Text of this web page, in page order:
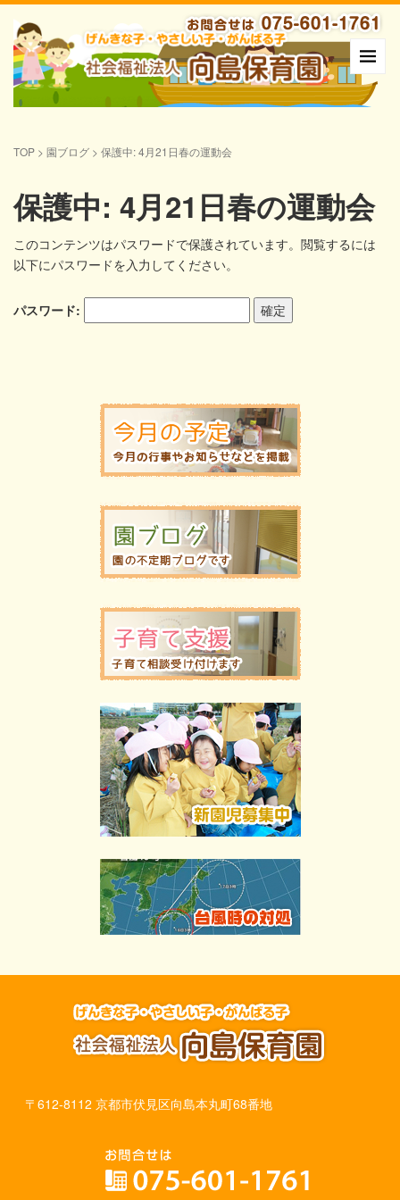
TOP > 園ブログ > 保護中: 4月21日春の運動会
保護中: 4月21日春の運動会
このコンテンツはパスワードで保護されています。閲覧するには
以下にパスワードを入力してください。
パスワード:
〒612-8112 京都市伏見区向島本丸町68番地